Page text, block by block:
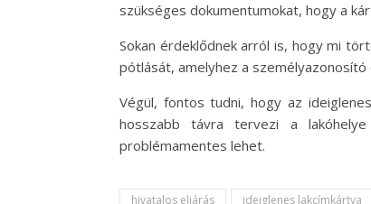
szükséges dokumentumokat, hogy a
Sokan érdeklődnek arról is, hogy mi
pótlását, amelyhez a
Végül, fontos tudni, hogy az
hosszabb távra tervezi a lakóhelye
problémamentes lehet.
hivatalos eljárás ideiglenes lakcímkártya